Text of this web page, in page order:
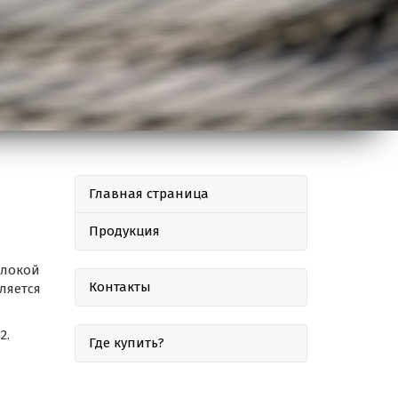
Главная страница
Продукция
Контакты
Где купить?